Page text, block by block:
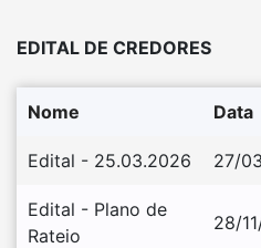
EDITAL DE CREDORES
Nome Data
Edital - 25.03.2026 27/
Edital - Plano de
Rateio
28/